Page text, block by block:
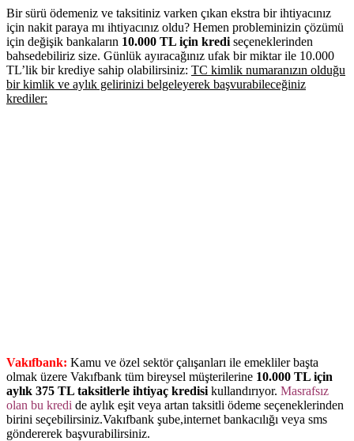
Bir sürü ödemeniz ve taksitiniz varken çıkan ekstra bir ihtiyacınız
için nakit paraya mı ihtiyacınız oldu? Hemen probleminizin çözümü
için değişik bankaların 10.000 TL için kredi seçeneklerinden
bahsedebiliriz size. Günlük ayıracağınız ufak bir miktar ile 10.000
TL’lik bir krediye sahip olabilirsiniz: TC kimlik numaranızın olduğu
bir kimlik ve aylık gelirinizi belgeleyerek başvurabileceğiniz
krediler:
Vakıfbank: Kamu ve özel sektör çalışanları ile emekliler başta
olmak üzere Vakıfbank tüm bireysel müşterilerine 10.000 TL için
aylık 375 TL taksitlerle ihtiyaç kredisi kullandırıyor. Masrafsız
olan bu kredi de aylık eşit veya artan taksitli ödeme seçeneklerinden
birini seçebilirsiniz.Vakıfbank şube,internet bankacılığı veya sms
göndererek başvurabilirsiniz.